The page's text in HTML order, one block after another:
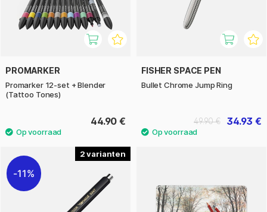
PROMARKER
Promarker 12-set + Blender
(Tattoo Tones)
44.90 €
FISHER SPACE PEN
Bullet Chrome Jump Ring
34.93 €
49.90 €
2
11%